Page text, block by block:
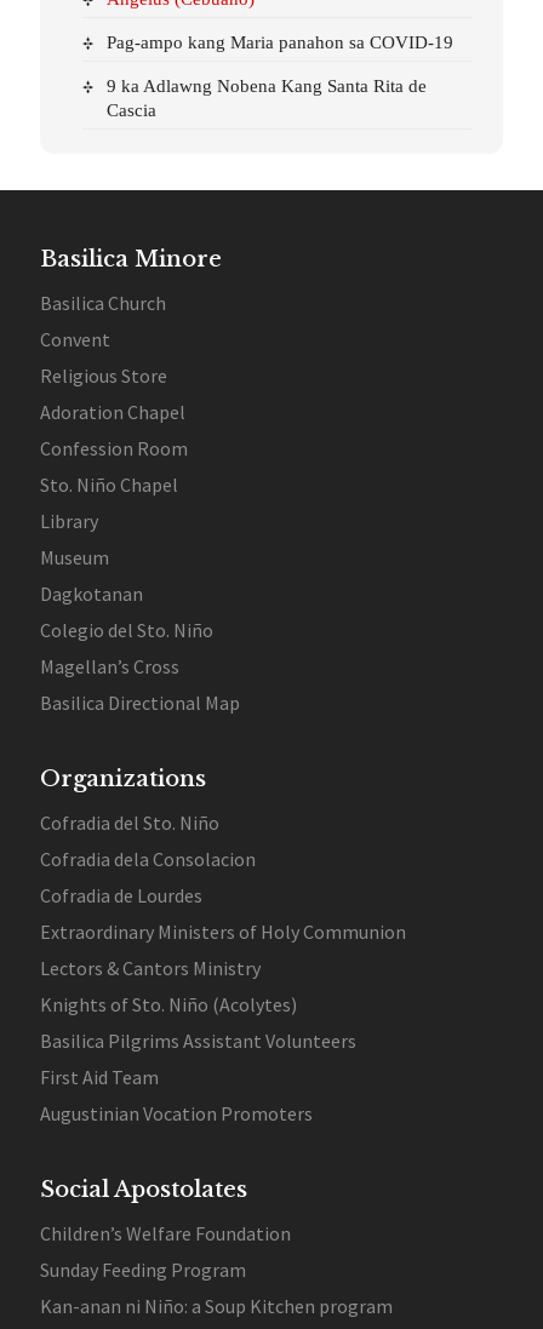
Pag-ampo kang Maria panahon sa COVID-19
9 ka Adlawng Nobena Kang Santa Rita de
Cascia
Basilica Minore
Basilica Church
Convent
Religious Store
Adoration Chapel
Confession Room
Sto. Niño Chapel
Library
Museum
Dagkotanan
Colegio del Sto. Niño
Magellan’s Cross
Basilica Directional Map
Organizations
Cofradia del Sto. Niño
Cofradia dela Consolacion
Cofradia de Lourdes
Extraordinary Ministers of Holy Communion
Lectors & Cantors Ministry
Knights of Sto. Niño (Acolytes)
Basilica Pilgrims Assistant Volunteers
First Aid Team
Augustinian Vocation Promoters
Social Apostolates
Children’s Welfare Foundation
Sunday Feeding Program
Kan-anan ni Niño: a Soup Kitchen program